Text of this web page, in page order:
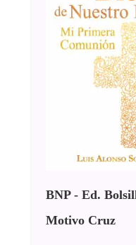
BNP - Ed.
Motivo Cruz